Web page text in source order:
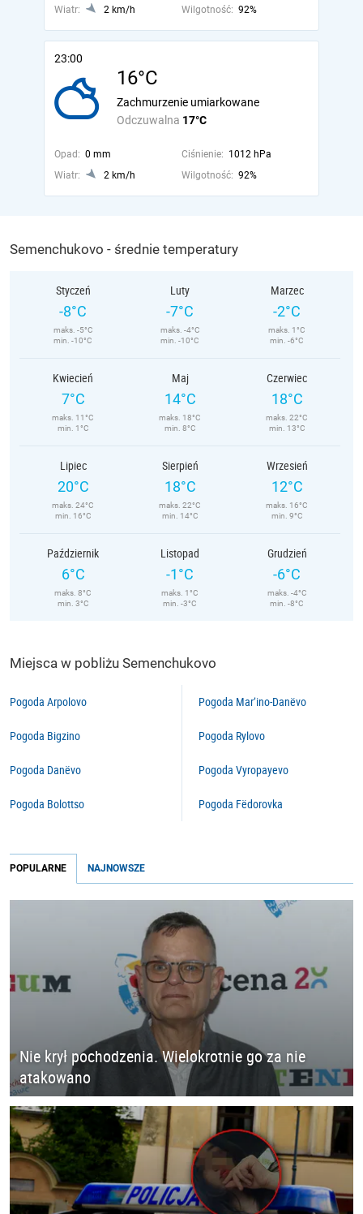
Wiatr: 2 km/h Wilgotność: 92%
23:00
16°C
Odczuwalna 17°C
Zachmurzenie umiarkowane
Opad: 0 mm Ciśnienie: 1012 hPa
Wiatr:
2 km/h Wilgotność: 92%
Semenchukovo - średnie temperatury
Styczeń
-8°C
maks. -5°C
min. -10°C
Luty
-7°C
maks. -4°C
min. -10°C
Marzec
-2°C
maks. 1°C
min. -6°C
Kwiecień
7°C
maks. 11°C
min. 1°C
Maj
14°C
maks. 18°C
min. 8°C
Czerwiec
18°C
maks. 22°C
min. 13°C
Lipiec
20°C
maks. 24°C
min. 16°C
Sierpień
18°C
maks. 22°C
min. 14°C
Wrzesień
12°C
maks. 16°C
min. 9°C
Październik
6°C
maks. 8°C
min. 3°C
Listopad
-1°C
maks. 1°C
min. -3°C
Grudzień
-6°C
maks. -4°C
min. -8°C
Miejsca w pobliżu Semenchukovo
Pogoda Arpolovo
Pogoda Bigzino
Pogoda Danëvo
Pogoda Bolottso
Pogoda Mar’ino-Danëvo
Pogoda Rylovo
Pogoda Vyropayevo
Pogoda Fëdorovka
POPULARNE NAJNOWSZE
Nie krył pochodzenia. Wielokrotnie go za nie
atakowano